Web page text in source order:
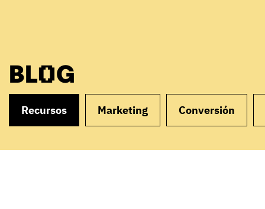
BLOG
Recursos Marketing Conversión